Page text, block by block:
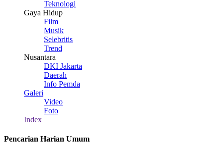
Teknologi
Gaya Hidup
Film
Musik
Selebritis
Trend
Nusantara
DKI Jakarta
Daerah
Info Pemda
Galeri
Video
Foto
Index
Pencarian Harian Umum